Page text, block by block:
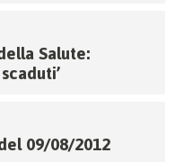
Salute:
09/08/2012